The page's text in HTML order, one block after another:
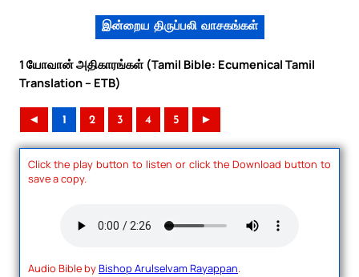
இன்றைய திருப்பலி வாசகங்கள்
1 யோவான் அதிகாரங்கள் (Tamil Bible: Ecumenical Tamil
Translation – ETB)
◄ 1 2 3 4 5 ►
Click the play button to listen or click the Download button to
save a copy.
Audio Bible byBishop Arulselvam Rayappan.